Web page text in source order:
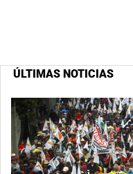
ÚLTIMAS NOTICIAS